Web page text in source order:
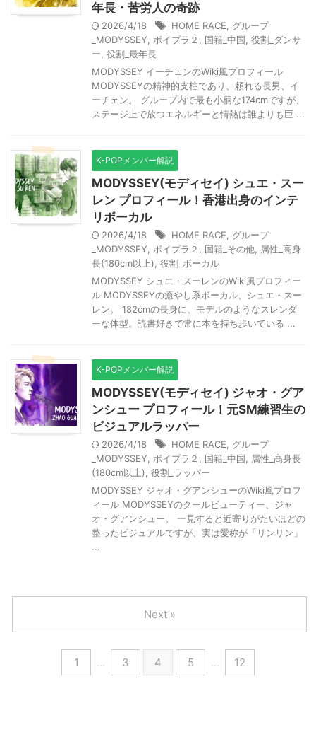
年長・苦労人の奇跡
2026/4/18 HOME RACE
グループ
_MODYSSEY
ボイプラ２ 国籍_中国 役割_ダンサ
ー 役割_最年長
MODYSSEY イーチェンのWiki風プロフィール
MODYSSEYの精神的支柱であり、頼れる長男、イ
ーチェン。 グループ内で最も小柄な174cmですが、
ステージ上で放つエネルギーと情熱は誰よりも巨 ...
K-POPメンバー解説
MODYSSEY(モディセイ) シュエ・スー
レン プロフィール！香港出身のインテ
リボーカル
2026/4/18 HOME RACE
グループ
_MODYSSEY
ボイプラ２ 国籍_その他
属性_高身
長(180cm以上) 役割_ボーカル
MODYSSEY シュエ・スーレンのWiki風プロフィー
ル MODYSSEYの癒やし系ボーカル、シュエ・スー
レン。 182cmの長身に、モデルのようなスレンダ
ーな体型。読書好きで常に本を持ち歩いている ...
K-POPメンバー解説
MODYSSEY(モディセイ) ジャオ・グア
ンシュー プロフィール！元SM練習生の
ビジュアルラッパー
2026/4/18 HOME RACE
グループ
_MODYSSEY
ボイプラ２ 国籍_中国
属性_高身長
(180cm以上) 役割_ラッパー
MODYSSEY ジャオ・グアンシューのWiki風プロフ
ィール MODYSSEYのクールビューティー、ジャ
オ・グアンシュー。 一見すると近寄りがたいほどの
整ったビジュアルですが、実は愛称が「リンリン」
...
1 … 3 4 5 … 12
Next »